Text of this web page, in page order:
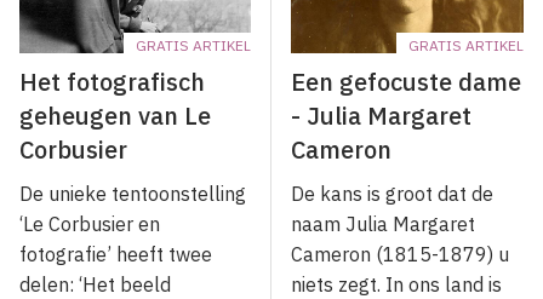
GRATIS ARTIKEL
Het fotografisch
geheugen van Le
Corbusier
De unieke tentoonstelling
‘Le Corbusier en
fotografie’ heeft twee
delen: ‘Het beeld
GRATIS ARTIKEL
Een gefocuste dame
- Julia Margaret
Cameron
De kans is groot dat de
naam Julia Margaret
Cameron (1815-1879) u
niets zegt. In ons land is